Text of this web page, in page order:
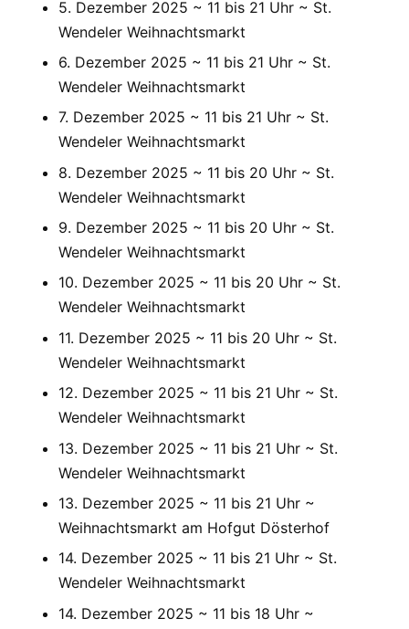
5. Dezember 2025 ~ 11 bis 21 Uhr ~ St.
Wendeler Weihnachtsmarkt
6. Dezember 2025 ~ 11 bis 21 Uhr ~ St.
Wendeler Weihnachtsmarkt
7. Dezember 2025 ~ 11 bis 21 Uhr ~ St.
Wendeler Weihnachtsmarkt
8. Dezember 2025 ~ 11 bis 20 Uhr ~ St.
Wendeler Weihnachtsmarkt
9. Dezember 2025 ~ 11 bis 20 Uhr ~ St.
Wendeler Weihnachtsmarkt
10. Dezember 2025 ~ 11 bis 20 Uhr ~ St.
Wendeler Weihnachtsmarkt
11. Dezember 2025 ~ 11 bis 20 Uhr ~ St.
Wendeler Weihnachtsmarkt
12. Dezember 2025 ~ 11 bis 21 Uhr ~ St.
Wendeler Weihnachtsmarkt
13. Dezember 2025 ~ 11 bis 21 Uhr ~ St.
Wendeler Weihnachtsmarkt
13. Dezember 2025 ~ 11 bis 21 Uhr ~
Weihnachtsmarkt am Hofgut Dösterhof
14. Dezember 2025 ~ 11 bis 21 Uhr ~ St.
Wendeler Weihnachtsmarkt
14. Dezember 2025 ~ 11 bis 18 Uhr ~